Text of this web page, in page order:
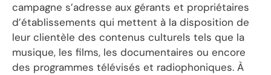
campagne s’adresse aux gérants et propriétaires
d’établissements qui mettent à la disposition de
leur clientèle des contenus culturels tels que la
musique, les films, les documentaires ou encore
des programmes télévisés et radiophoniques. À